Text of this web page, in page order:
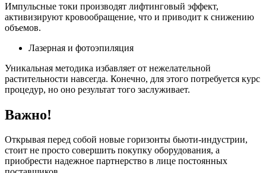
Импульсные токи производят лифтинговый эффект,
активизируют кровообращение, что и приводит к снижению
объемов.
Лазерная и фотоэпиляция
Уникальная методика избавляет от нежелательной
растительности навсегда. Конечно, для этого потребуется курс
процедур, но оно результат того заслуживает.
Важно!
Открывая перед собой новые горизонты бьюти-индустрии,
стоит не просто совершить покупку оборудования, а
приобрести надежное партнерство в лице постоянных